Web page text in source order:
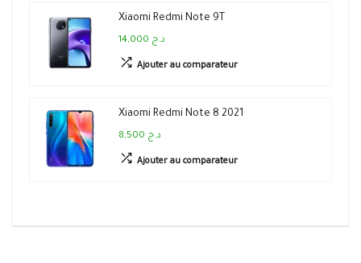
Xiaomi Redmi Note 9T
14,000 د.ج
Ajouter au comparateur
Xiaomi Redmi Note 8 2021
8,500 د.ج
Ajouter au comparateur